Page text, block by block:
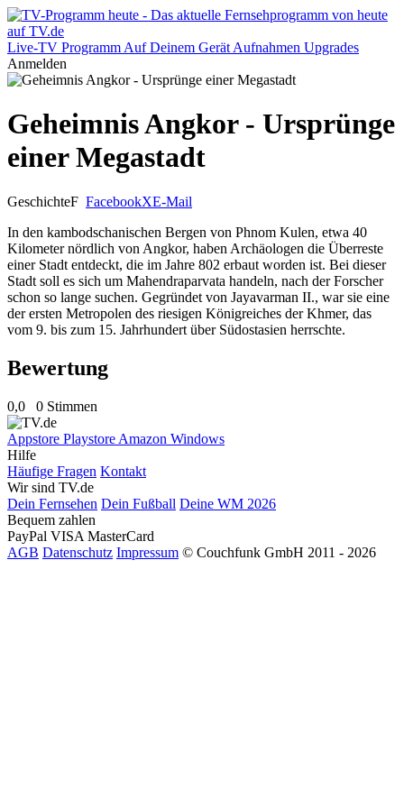
Live-TV Programm Auf Deinem Gerät Aufnahmen Upgrades
Anmelden
Geheimnis Angkor - Ursprünge
einer Megastadt
GeschichteF FacebookXE-Mail
In den kambodschanischen Bergen von Phnom Kulen, etwa 40
Kilometer nördlich von Angkor, haben Archäologen die Überreste
einer Stadt entdeckt, die im Jahre 802 erbaut worden ist. Bei dieser
Stadt soll es sich um Mahendraparvata handeln, nach der Forscher
schon so lange suchen. Gegründet von Jayavarman II., war sie eine
der ersten Metropolen des riesigen Königreiches der Khmer, das
vom 9. bis zum 15. Jahrhundert über Südostasien herrschte.
Bewertung
0,0 0 Stimmen
Appstore Playstore Amazon Windows
Hilfe
Häufige Fragen Kontakt
Wir sind TV.de
Dein Fernsehen Dein Fußball Deine WM 2026
Bequem zahlen
PayPal VISA MasterCard
AGB Datenschutz Impressum © Couchfunk GmbH 2011 - 2026